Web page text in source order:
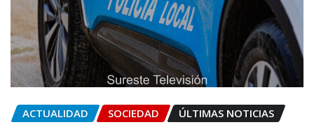
ACTUALIDAD SOCIEDAD ÚLTIMAS NOTICIAS